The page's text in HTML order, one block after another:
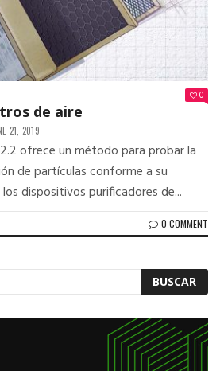
0
de aire
21, 2019
ofrece un método para probar la
de partículas conforme a su
dispositivos purificadores de...
0 COMMENT